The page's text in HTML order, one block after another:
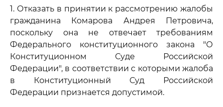
1. Отказать в принятии к рассмотрению жалобы
гражданина Комарова Андрея Петровича,
поскольку она не отвечает требованиям
Федерального конституционного закона "О
Конституционном Суде Российской
Федерации", в соответствии с которыми жалоба
в Конституционный Суд Российской
Федерации признается допустимой.